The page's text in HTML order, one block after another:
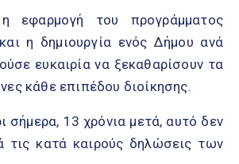
εφαρμογή του προγράμματος
η δημιουργία ενός Δήμου ανά
ευκαιρία να ξεκαθαρίσουν τα
κάθε επιπέδου διοίκησης.
σήμερα, 13 χρόνια μετά, αυτό δεν
τις κατά καιρούς δηλώσεις των